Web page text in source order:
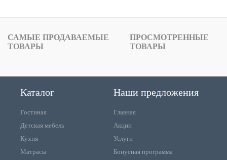
САМЫЕ ПРОДАВАЕМЫЕ
ТОВАРЫ
ПРОСМОТРЕННЫЕ
ТОВАРЫ
Каталог
Гостиная
Детская мебель
Кухня
Матрасы
Наши предложения
Главная
Акции
Услуги
Бонусная программа